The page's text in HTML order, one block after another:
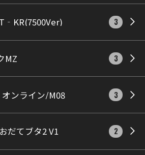
3
MZ 3
ンライン/M08 3
だてブタ2 V1 2